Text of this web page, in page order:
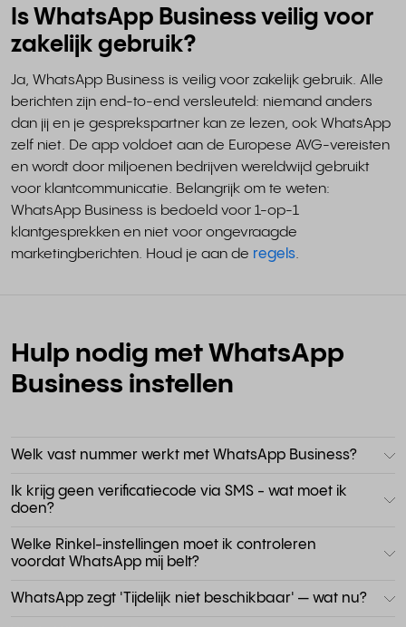
Is WhatsApp Business veilig voor
zakelijk gebruik?
Ja, WhatsApp Business is veilig voor zakelijk gebruik. Alle
berichten zijn end-to-end versleuteld: niemand anders
dan jij en je gesprekspartner kan ze lezen, ook WhatsApp
zelf niet. De app voldoet aan de Europese AVG-vereisten
en wordt door miljoenen bedrijven wereldwijd gebruikt
voor klantcommunicatie. Belangrijk om te weten:
WhatsApp Business is bedoeld voor 1-op-1
klantgesprekken en niet voor ongevraagde
marketingberichten. Houd je aan de regels.
Hulp nodig met WhatsApp
Business instellen
Welk vast nummer werkt met WhatsApp Business?
Ik krijg geen verificatiecode via SMS - wat moet ik
doen?
Welke Rinkel-instellingen moet ik controleren
voordat WhatsApp mij belt?
WhatsApp zegt 'Tijdelijk niet beschikbaar' — wat nu?